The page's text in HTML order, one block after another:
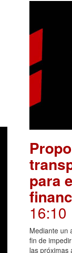
para
16:10
Mediante un
fin de
las próximas